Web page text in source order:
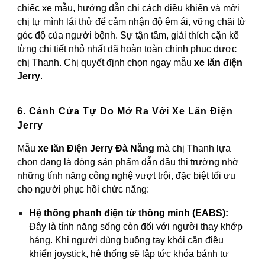
chiếc xe mẫu, hướng dẫn chị cách điều khiển và mời
chị tự mình lái thử để cảm nhận độ êm ái, vững chãi từ
góc độ của người bệnh. Sự tận tâm, giải thích cặn kẽ
từng chi tiết nhỏ nhất đã hoàn toàn chinh phục được
chị Thanh. Chị quyết định chọn ngay mẫuxe lăn điện
Jerry.
6. Cánh Cửa Tự Do Mở Ra Với Xe Lăn Điện
Jerry
Mẫuxe lăn Điện Jerry Đà Nẵng mà chị Thanh lựa
chọn đang là dòng sản phẩm dẫn đầu thị trường nhờ
những tính năng công nghệ vượt trội, đặc biệt tối ưu
cho người phục hồi chức năng:
Hệ thống phanh điện từ thông minh (EABS):
Đây là tính năng sống còn đối với người thay khớp
háng. Khi người dùng buông tay khỏi cần điều
khiển joystick, hệ thống sẽ lập tức khóa bánh tự